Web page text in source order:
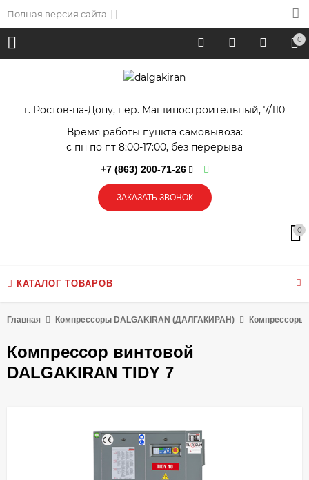
Полная версия сайта
0
г. Ростов-на-Дону, пер. Машиностроительный, 7/110
Время работы пункта самовывоза:
с пн по пт 8:00-17:00, без перерыва
+7 (863) 200-71-26
ЗАКАЗАТЬ ЗВОНОК
0
КАТАЛОГ ТОВАРОВ
Главная Компрессоры DALGAKIRAN (ДАЛГАКИРАН) Компрессоры
Компрессор винтовой
DALGAKIRAN TIDY 7